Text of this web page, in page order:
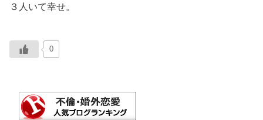
３人いて幸せ。
0